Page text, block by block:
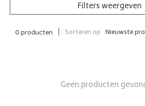
Filters weergeven
0 producten Sorteren op Nieuwste
Geen producten